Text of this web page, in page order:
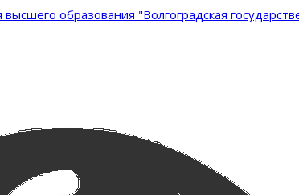
образования "Волгоградская